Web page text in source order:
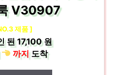
V30907
제품 ]
된17,100 원
까지도착